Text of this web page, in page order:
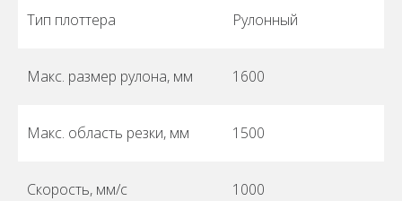
Тип плоттера Рулонный
Макс. размер рулона, мм 1600
Макс. область резки, мм 1500
Скорость, мм/с 1000